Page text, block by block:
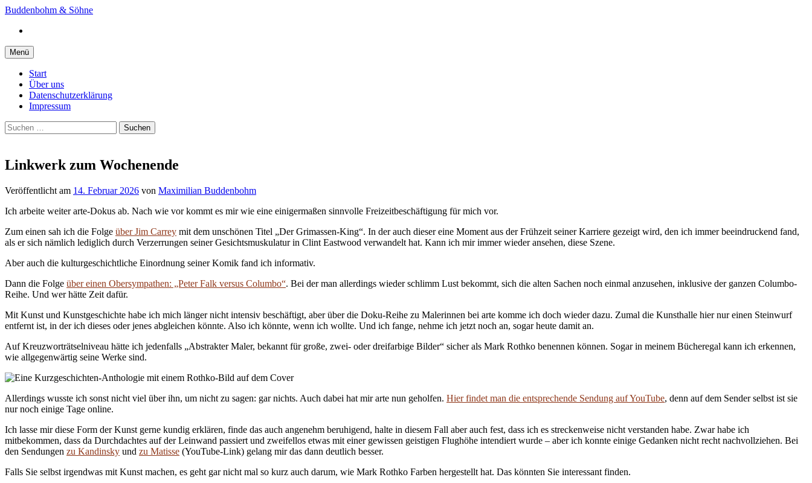
Springe
Inhalt
Buddenbohm & Söhne
Menü
Start
Über uns
Datenschutzerklärung
Impressum
Suchen
nach:
Linkwerk zum Wochenende
Veröffentlicht am 14. Februar 2026 von Maximilian Buddenbohm
Ich arbeite weiter arte-Dokus ab. Nach wie vor kommt es mir wie eine einigermaßen sinnvolle Freizeitbeschäftigung für mich vor.
Zum einen sah ich die Folge über Jim Carrey mit dem unschönen Titel „Der Grimassen-King“. In der auch dieser eine Moment aus der Frühzeit seiner Karriere gezeigt wird, den ich immer beeindruckend fand,
als er sich nämlich lediglich durch Verzerrungen seiner Gesichtsmuskulatur in Clint Eastwood verwandelt hat. Kann ich mir immer wieder ansehen, diese Szene.
Aber auch die kulturgeschichtliche Einordnung seiner Komik fand ich informativ.
Dann die Folge über einen Obersympathen: „Peter Falk versus Columbo“. Bei der man allerdings wieder schlimm Lust bekommt, sich die alten Sachen noch einmal anzusehen, inklusive der ganzen Columbo-
Reihe. Und wer hätte Zeit dafür.
Mit Kunst und Kunstgeschichte habe ich mich länger nicht intensiv beschäftigt, aber über die Doku-Reihe zu Malerinnen bei arte komme ich doch wieder dazu. Zumal die Kunsthalle hier nur einen Steinwurf
entfernt ist, in der ich dieses oder jenes abgleichen könnte. Also ich könnte, wenn ich wollte. Und ich fange, nehme ich jetzt noch an, sogar heute damit an.
Auf Kreuzworträtselniveau hätte ich jedenfalls „Abstrakter Maler, bekannt für große, zwei- oder dreifarbige Bilder“ sicher als Mark Rothko benennen können. Sogar in meinem Bücheregal kann ich erkennen,
wie allgegenwärtig seine Werke sind.
Allerdings wusste ich sonst nicht viel über ihn, um nicht zu sagen: gar nichts. Auch dabei hat mir arte nun geholfen. Hier findet man die entsprechende Sendung auf YouTube, denn auf dem Sender selbst ist sie
nur noch einige Tage online.
Ich lasse mir diese Form der Kunst gerne kundig erklären, finde das auch angenehm beruhigend, halte in diesem Fall aber auch fest, dass ich es streckenweise nicht verstanden habe. Zwar habe ich
mitbekommen, dass da Durchdachtes auf der Leinwand passiert und zweifellos etwas mit einer gewissen geistigen Flughöhe intendiert wurde – aber ich konnte einige Gedanken nicht recht nachvollziehen. Bei
den Sendungen zu Kandinsky und zu Matisse (YouTube-Link) gelang mir das dann deutlich besser.
Falls Sie selbst irgendwas mit Kunst machen, es geht gar nicht mal so kurz auch darum, wie Mark Rothko Farben hergestellt hat. Das könnten Sie interessant finden.